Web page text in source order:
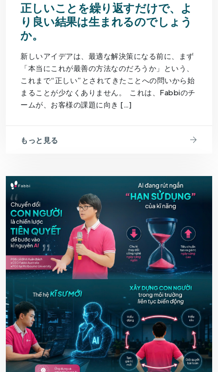
正しいことを繰り返すだけで、よ
り良い結果は生まれるのでしょう
か。
新しいアイデアは、最適な解決策になる前に、まず
「本当にこれが最善の方法なのだろうか」という、
これまで“正しい”とされてきたことへの問いから始
まることが少なくありません。 これは、Fabbiのチ
ームが、お客様の課題に向き […]
もっと見る